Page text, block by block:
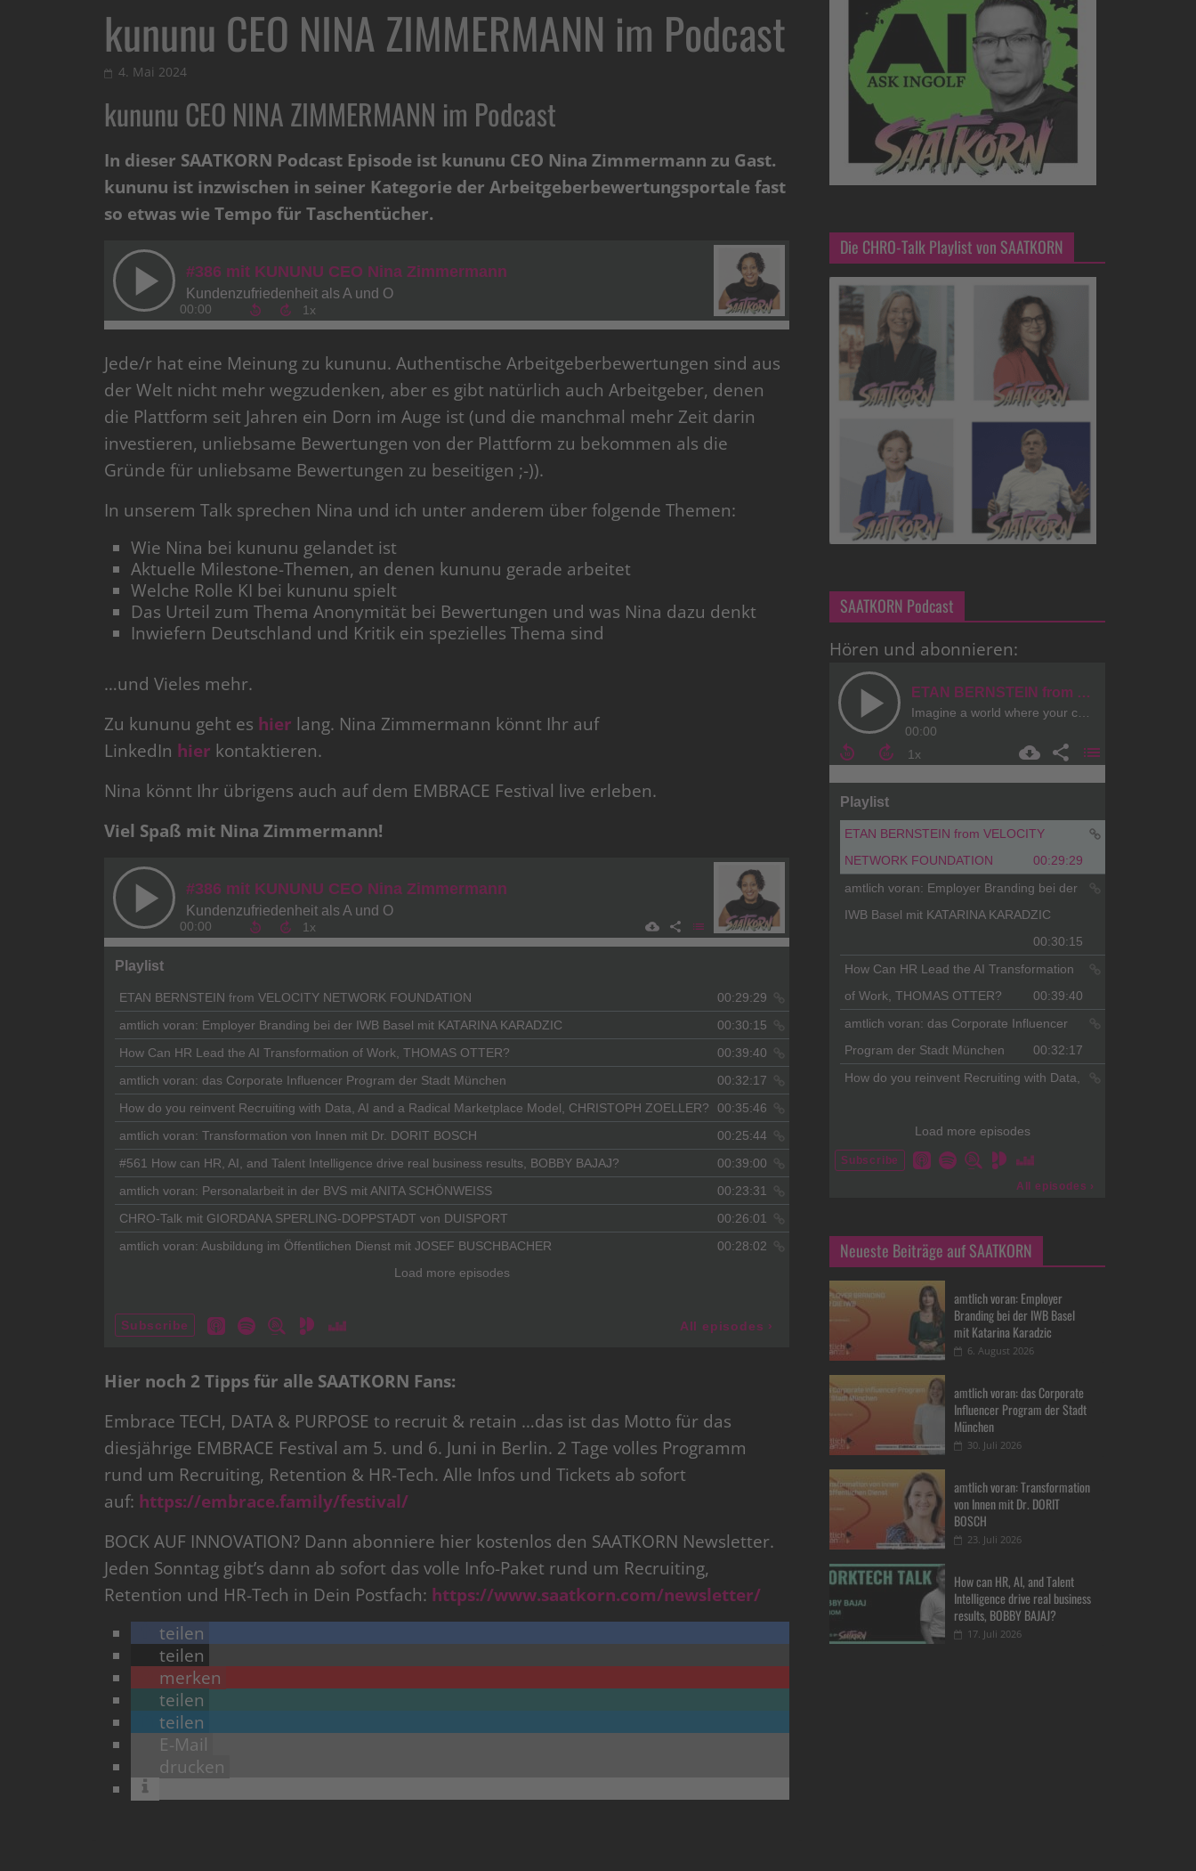
kununu CEO NINA ZIMMERMANN im Podcast
4. Mai 2024
kununu CEO NINA ZIMMERMANN im Podcast
In dieser SAATKORN Podcast Episode ist kununu CEO Nina Zimmermann zu Gast.
kununu ist inzwischen in seiner Kategorie der Arbeitgeberbewertungsportale fast
so etwas wie Tempo für Taschentücher.
Jede/r hat eine Meinung zu kununu. Authentische Arbeitgeberbewertungen sind aus
der Welt nicht mehr wegzudenken, aber es gibt natürlich auch Arbeitgeber, denen
die Plattform seit Jahren ein Dorn im Auge ist (und die manchmal mehr Zeit darin
investieren, unliebsame Bewertungen von der Plattform zu bekommen als die
Gründe für unliebsame Bewertungen zu beseitigen ;-)).
In unserem Talk sprechen Nina und ich unter anderem über folgende Themen:
Wie Nina bei kununu gelandet ist
Aktuelle Milestone-Themen, an denen kununu gerade arbeitet
Welche Rolle KI bei kununu spielt
Das Urteil zum Thema Anonymität bei Bewertungen und was Nina dazu denkt
Inwiefern Deutschland und Kritik ein spezielles Thema sind
…und Vieles mehr.
Zu kununu geht es hier lang. Nina Zimmermann könnt Ihr auf
LinkedIn hier kontaktieren.
Nina könnt Ihr übrigens auch auf dem EMBRACE Festival live erleben.
Viel Spaß mit Nina Zimmermann!
Hier noch 2 Tipps für alle SAATKORN Fans:
Embrace TECH, DATA & PURPOSE to recruit & retain …das ist das Motto für das
diesjährige EMBRACE Festival am 5. und 6. Juni in Berlin. 2 Tage volles Programm
rund um Recruiting, Retention & HR-Tech. Alle Infos und Tickets ab sofort
auf: https://embrace.family/festival/
BOCK AUF INNOVATION? Dann abonniere hier kostenlos den SAATKORN Newsletter.
Jeden Sonntag gibt’s dann ab sofort das volle Info-Paket rund um Recruiting,
Retention und HR-Tech in Dein Postfach: https://www.saatkorn.com/newsletter/
teilen
teilen
merken
teilen
teilen
E-Mail
drucken
Die CHRO-Talk Playlist von SAATKORN
SAATKORN Podcast
Hören und abonnieren:
Neueste Beiträge auf SAATKORN
amtlich voran: Employer
Branding bei der IWB Basel
mit Katarina Karadzic
6. August 2026
amtlich voran: das Corporate
Influencer Program der Stadt
München
30. Juli 2026
amtlich voran: Transformation
von Innen mit Dr. DORIT
BOSCH
23. Juli 2026
How can HR, AI, and Talent
Intelligence drive real business
results, BOBBY BAJAJ?
17. Juli 2026